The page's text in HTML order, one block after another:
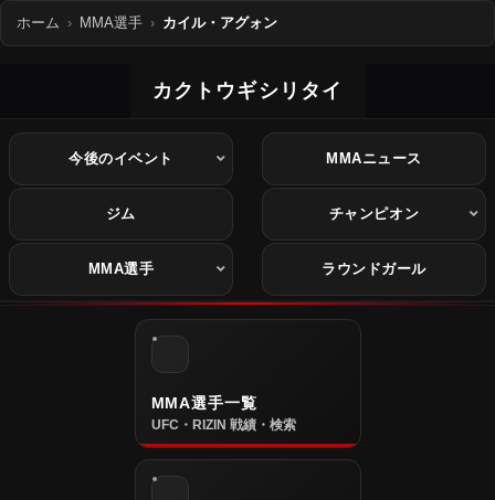
ホーム MMA選手 カイル・アグォン
カクトウギシリタイ
今後のイベント MMAニュース
ジム チャンピオン
MMA選手 ラウンドガール
MMA選手一覧
UFC・RIZIN 戦績・検索